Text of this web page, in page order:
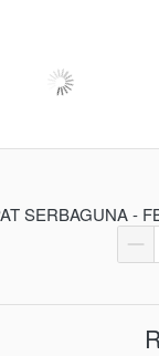
SERBAGUNA -